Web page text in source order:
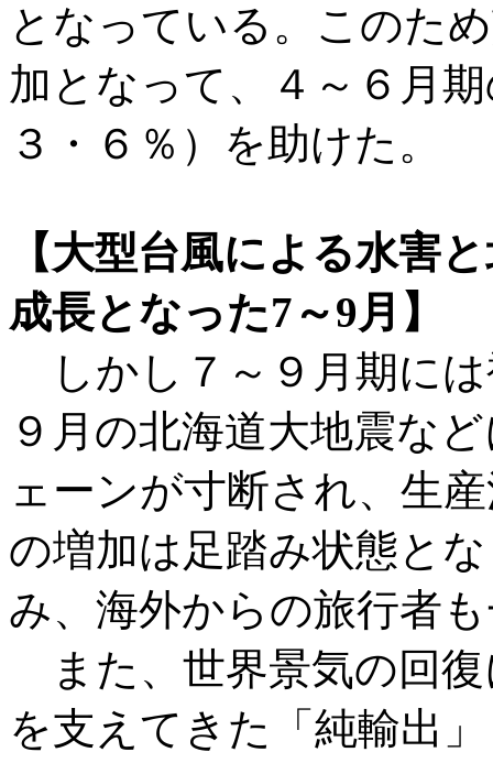
となっている。このた
加となって、４～６月
３・６％）を助けた。
【大型台風による水害
成長となった7～9月】
しかし７～９月期に
９月の北海道大地震な
ェーンが寸断され、生
の増加は足踏み状態と
み、海外からの旅行者
また、世界景気の回復
を支えてきた「純輸出